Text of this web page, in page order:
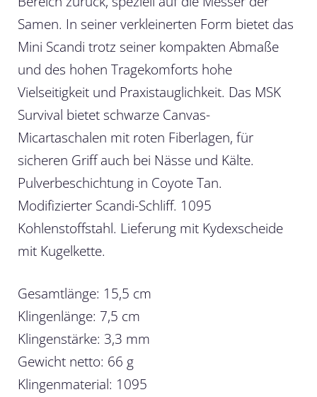
Samen. In seiner verkleinerten Form bietet das
Mini Scandi trotz seiner kompakten Abmaße
und des hohen Tragekomforts hohe
Vielseitigkeit und Praxistauglichkeit. Das MSK
Survival bietet schwarze Canvas-
Micartaschalen mit roten Fiberlagen, für
sicheren Griff auch bei Nässe und Kälte.
Pulverbeschichtung in Coyote Tan.
Modifizierter Scandi-Schliff. 1095
Kohlenstoffstahl. Lieferung mit Kydexscheide
mit Kugelkette.
Gesamtlänge: 15,5 cm
Klingenlänge: 7,5 cm
Klingenstärke: 3,3 mm
Gewicht netto: 66 g
Klingenmaterial: 1095